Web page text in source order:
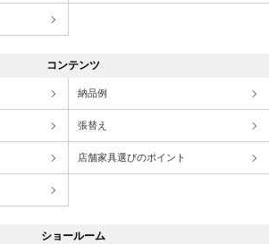
コンテンツ
納品例
張替え
店舗家具選びのポイント
ショールーム